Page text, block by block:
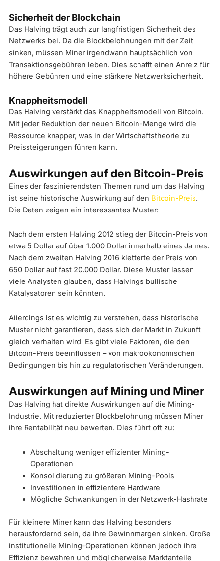
Sicherheit der Blockchain
Das Halving trägt auch zur langfristigen Sicherheit des
Netzwerks bei. Da die Blockbelohnungen mit der Zeit
sinken, müssen Miner irgendwann hauptsächlich von
Transaktionsgebühren leben. Dies schafft einen Anreiz für
höhere Gebühren und eine stärkere Netzwerksicherheit.
Knappheitsmodell
Das Halving verstärkt das Knappheitsmodell von Bitcoin.
Mit jeder Reduktion der neuen Bitcoin-Menge wird die
Ressource knapper, was in der Wirtschaftstheorie zu
Preissteigerungen führen kann.
Auswirkungen auf den Bitcoin-Preis
Eines der faszinierendsten Themen rund um das Halving
ist seine historische Auswirkung auf den Bitcoin-Preis.
Die Daten zeigen ein interessantes Muster:
Nach dem ersten Halving 2012 stieg der Bitcoin-Preis von
etwa 5 Dollar auf über 1.000 Dollar innerhalb eines Jahres.
Nach dem zweiten Halving 2016 kletterte der Preis von
650 Dollar auf fast 20.000 Dollar. Diese Muster lassen
viele Analysten glauben, dass Halvings bullische
Katalysatoren sein könnten.
Allerdings ist es wichtig zu verstehen, dass historische
Muster nicht garantieren, dass sich der Markt in Zukunft
gleich verhalten wird. Es gibt viele Faktoren, die den
Bitcoin-Preis beeinflussen – von makroökonomischen
Bedingungen bis hin zu regulatorischen Veränderungen.
Auswirkungen auf Mining und Miner
Das Halving hat direkte Auswirkungen auf die Mining-
Industrie. Mit reduzierter Blockbelohnung müssen Miner
ihre Rentabilität neu bewerten. Dies führt oft zu:
Abschaltung weniger effizienter Mining-
Operationen
Konsolidierung zu größeren Mining-Pools
Investitionen in effizientere Hardware
Mögliche Schwankungen in der Netzwerk-Hashrate
Für kleinere Miner kann das Halving besonders
herausfordernd sein, da ihre Gewinnmargen sinken. Große
institutionelle Mining-Operationen können jedoch ihre
Effizienz bewahren und möglicherweise Marktanteile